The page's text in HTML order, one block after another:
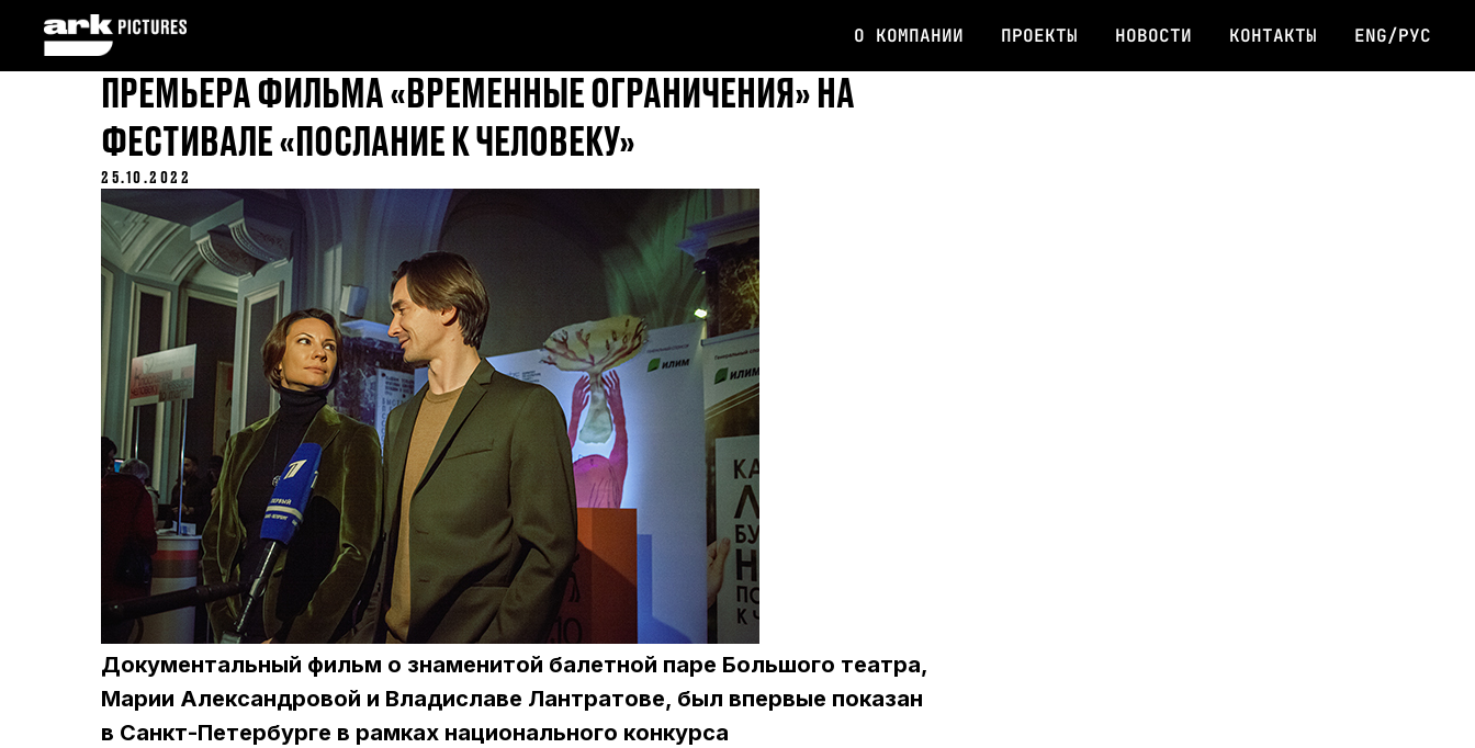
О КОМПАНИИ ПРОЕКТЫ НОВОСТИ КОНТАКТЫ ENG/РУС
ПРЕМЬЕРА ФИЛЬМА «ВРЕМЕННЫЕ ОГРАНИЧЕНИЯ» НА
ФЕСТИВАЛЕ «ПОСЛАНИЕ К ЧЕЛОВЕКУ»
25.10.2022
Документальный фильм о знаменитой балетной паре Большого театра,
Марии Александровой и Владиславе Лантратове, был впервые показан
в Санкт-Петербурге в рамках национального конкурса